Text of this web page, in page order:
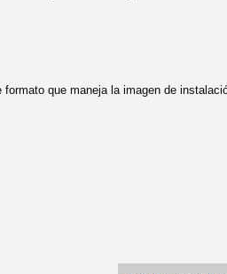
formato que maneja la imagen de